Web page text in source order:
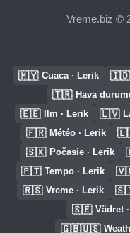
Vreme.biz ©
🇲🇾 Cuaca · Lerik 🇮🇩
🇹🇷 Hava
🇪🇪 Ilm · Lerik 🇱🇻
🇫🇷 Météo · Lerik
🇸🇰 Počasie · Lerik
🇵🇹 Tempo · Lerik
🇷🇸 Vreme · Lerik
🇸🇪 Vädret
🇬🇧🇺🇸